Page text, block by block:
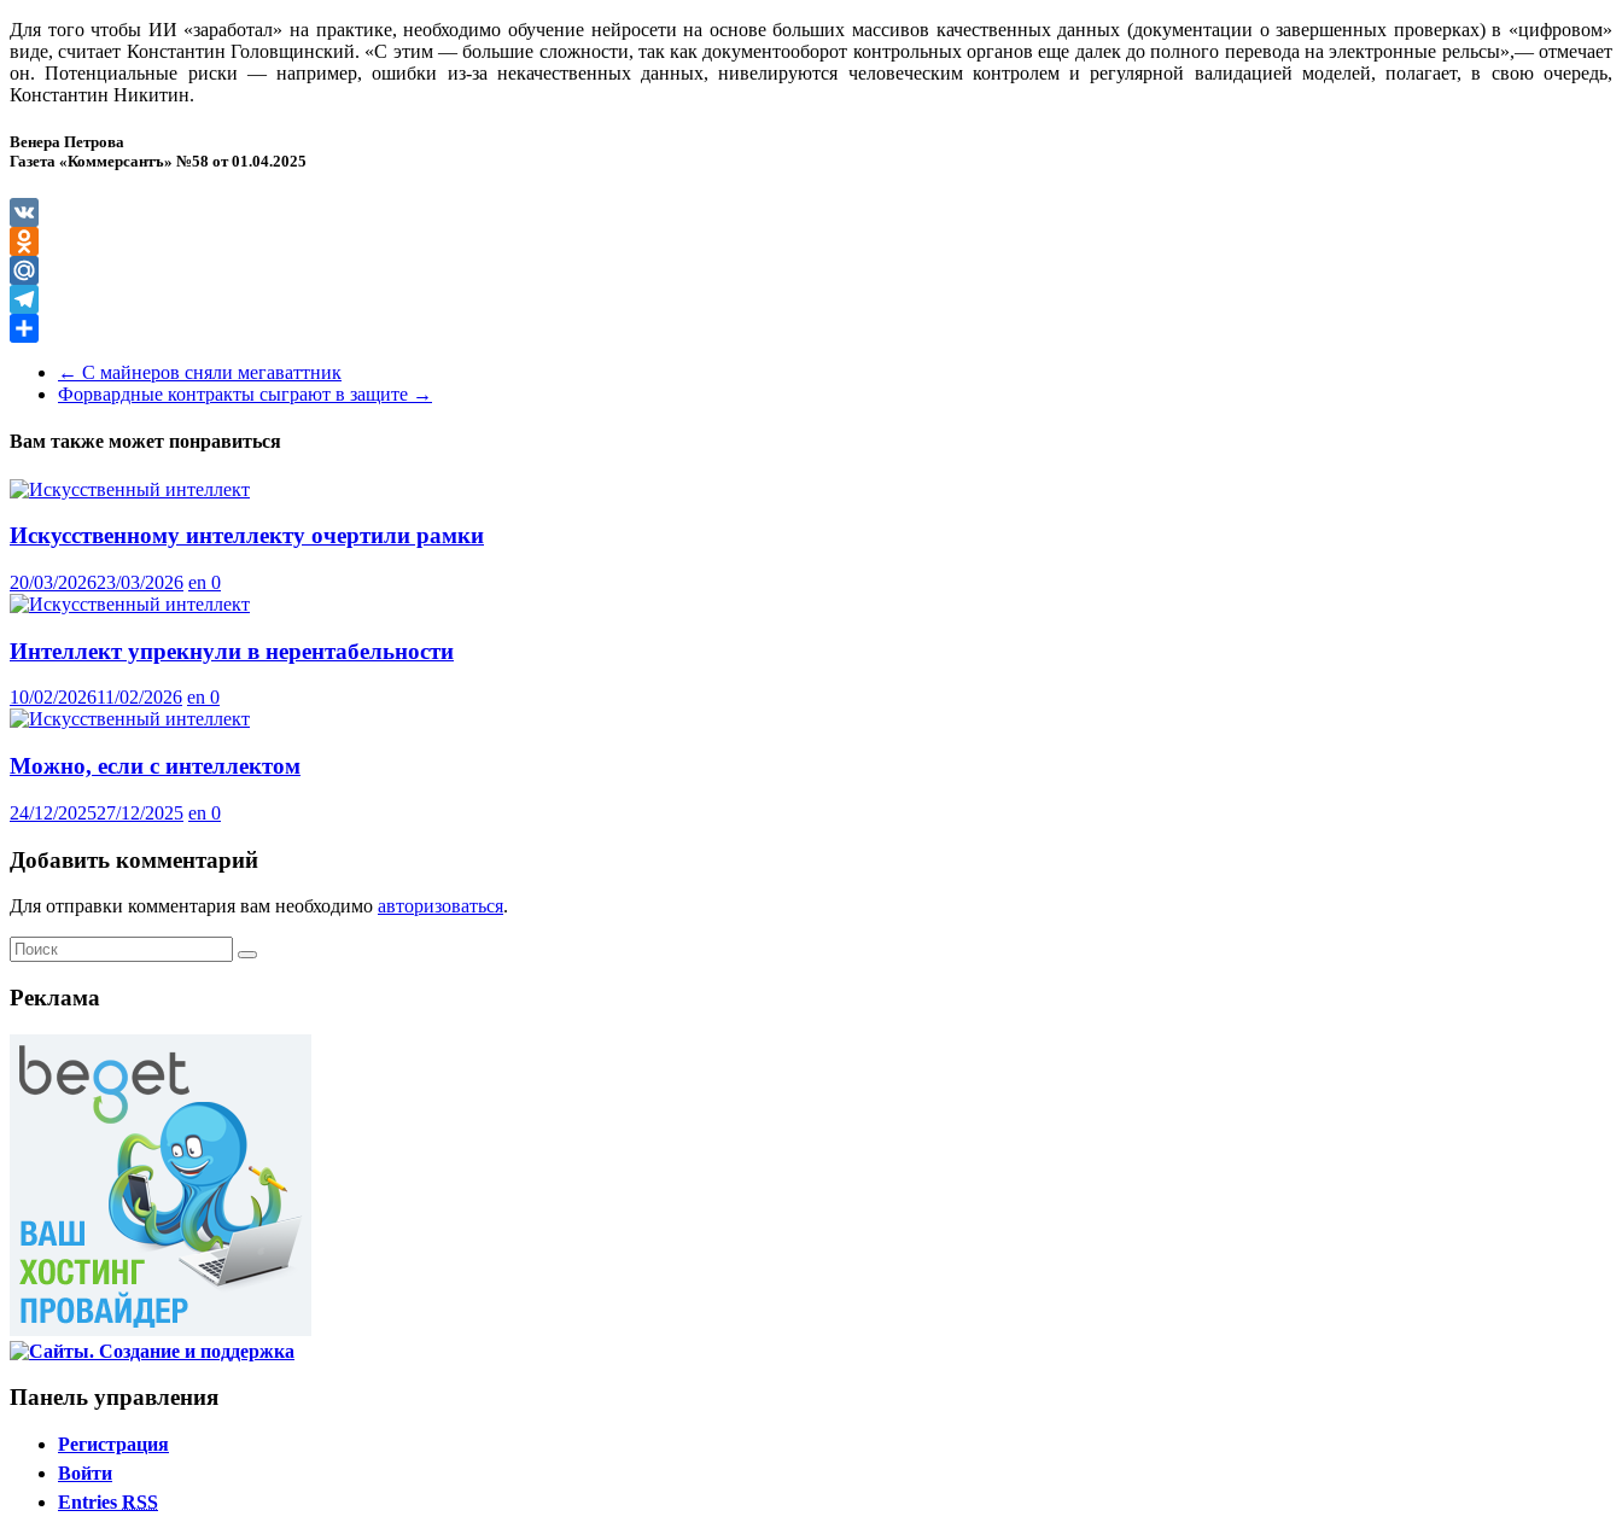
Для того чтобы ИИ «заработал» на практике, необходимо обучение нейросети на основе больших массивов качественных данных (документации о завершенных проверках) в «цифровом»
виде, считает Константин Головщинский. «С этим — большие сложности, так как документооборот контрольных органов еще далек до полного перевода на электронные рельсы»,— отмечает
он. Потенциальные риски — например, ошибки из-за некачественных данных, нивелируются человеческим контролем и регулярной валидацией моделей, полагает, в свою очередь,
Константин Никитин.
Венера Петрова
Газета «Коммерсантъ» №58 от 01.04.2025
VK
Odnoklassniki
Mail.Ru
Telegram
← С майнеров сняли мегаваттник
Форвардные контракты сыграют в защите →
Вам также может понравиться
Искусственному интеллекту очертили рамки
20/03/202623/03/2026 en 0
Интеллект упрекнули в нерентабельности
10/02/202611/02/2026 en 0
Можно, если с интеллектом
24/12/202527/12/2025 en 0
Добавить комментарий
Для отправки комментария вам необходимо авторизоваться.
Реклама
Панель управления
Регистрация
Войти
Entries RSS